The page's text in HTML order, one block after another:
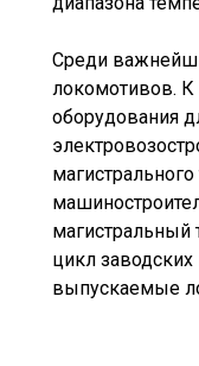
Среди
локомотивов. К
оборудования
цикл
выпускаемые